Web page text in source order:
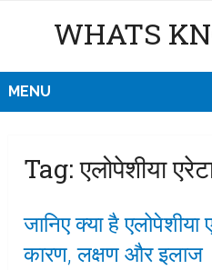
WHATS
MENU
Tag:एलोपेशीया
जानिए क्या है
कारण, लक्षण और इलाज